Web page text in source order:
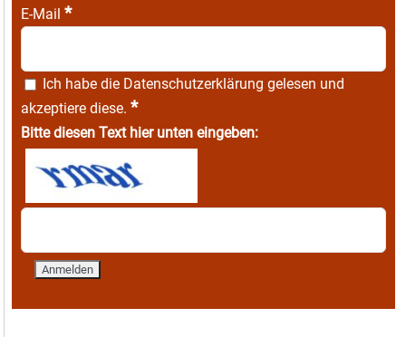
E-Mail *
Ich habe die Datenschutzerklärung gelesen und
akzeptiere diese. *
Bitte diesen Text hier unten eingeben: